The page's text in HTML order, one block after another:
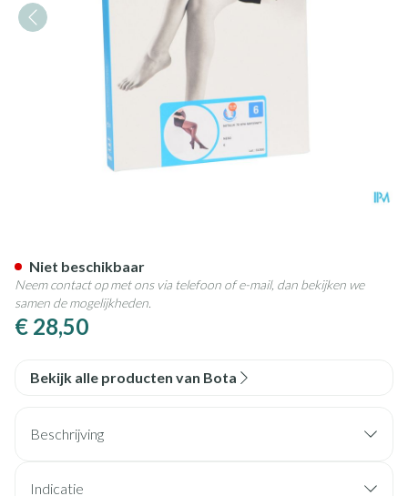
€ 28,50
Niet beschikbaar
Neem contact op met ons via telefoon of e-mail, dan bekijken we
samen de mogelijkheden.
Bekijk alle producten van Bota
Beschrijving
Indicatie